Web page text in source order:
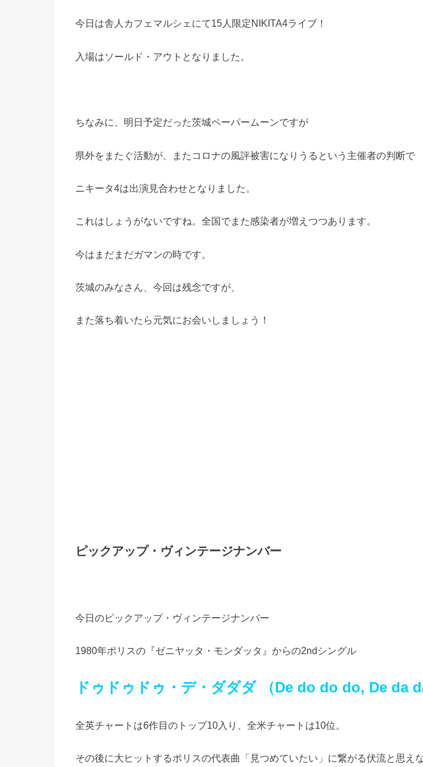
今日は舎人カフェマルシェにて15人限定NIKITA4ライブ！
入場はソールド・アウトとなりました。
ちなみに、明日予定だった茨城ペーパームーンですが
県外をまたぐ活動が、またコロナの風評被害になりうるという主催者の判断で
ニキータ4は出演見合わせとなりました。
これはしょうがないですね。全国でまた感染者が増えつつあります。
今はまだまだガマンの時です。
茨城のみなさん、今回は残念ですが、
また落ち着いたら元気にお会いしましょう！
ピックアップ・ヴィンテージナンバー
今日のピックアップ・ヴィンテージナンバー
1980年ポリスの『ゼニヤッタ・モンダッタ』からの2ndシングル
ドゥドゥドゥ・デ・ダダダ （De do do do, De da
全英チャートは6作目のトップ10入り、全米チャートは10位。
その後に大ヒットするポリスの代表曲「見つめていたい」に繋がる伏流と思え